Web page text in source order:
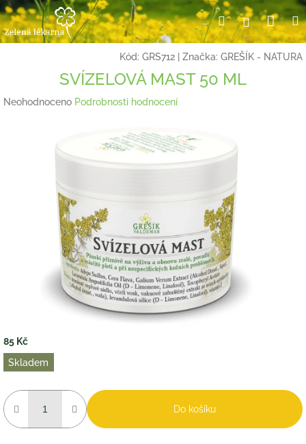
Přejít
na
obsah
HledatPřihlášení
Kód: GRS712 Značka: GREŠÍK - NATURA
SVÍZELOVÁ MAST 50 ML
Průměrné
Neohodnoceno Podrobnosti hodnocení
85 Kč
Měrná
cena:
Skladem
Do košíku